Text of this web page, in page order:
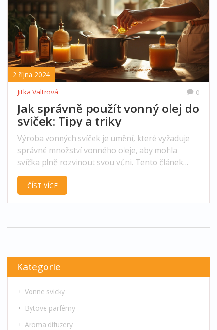
2 října 2024
Jitka Valtrová
0
Jak správně použít vonný olej do
svíček: Tipy a triky
Výroba vonných svíček je umění, které vyžaduje
správné množství vonného oleje, aby mohla
svíčka plně rozvinout svou vůni. Tento článek
poskytuje praktické tipy, jak správně dávkovat
vonný olej do svíček. Také se dozvíte, jaké oleje
ČÍST VÍCE
Kategorie
Vonne svicky
Bytove parfémy
Aroma difuzery